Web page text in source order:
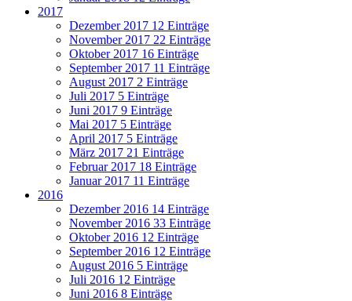
2017
Dezember 2017 12 Einträge
November 2017 22 Einträge
Oktober 2017 16 Einträge
September 2017 11 Einträge
August 2017 2 Einträge
Juli 2017 5 Einträge
Juni 2017 9 Einträge
Mai 2017 5 Einträge
April 2017 5 Einträge
März 2017 21 Einträge
Februar 2017 18 Einträge
Januar 2017 11 Einträge
2016
Dezember 2016 14 Einträge
November 2016 33 Einträge
Oktober 2016 12 Einträge
September 2016 12 Einträge
August 2016 5 Einträge
Juli 2016 12 Einträge
Juni 2016 8 Einträge